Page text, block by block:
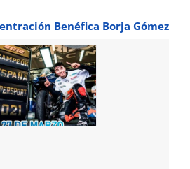
Benéfica Borja Gómez